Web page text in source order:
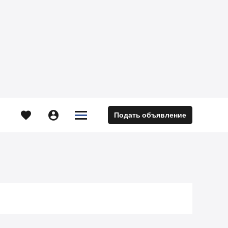
  

 Подать объявление